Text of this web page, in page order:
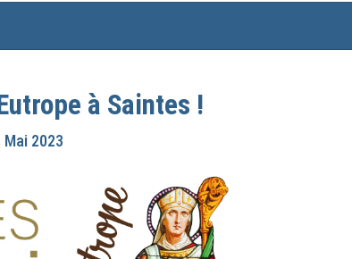
à Saintes !
Mai 2023